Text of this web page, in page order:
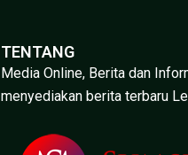
TENTANG
Media Online, Berita dan
menyediakan berita terbaru